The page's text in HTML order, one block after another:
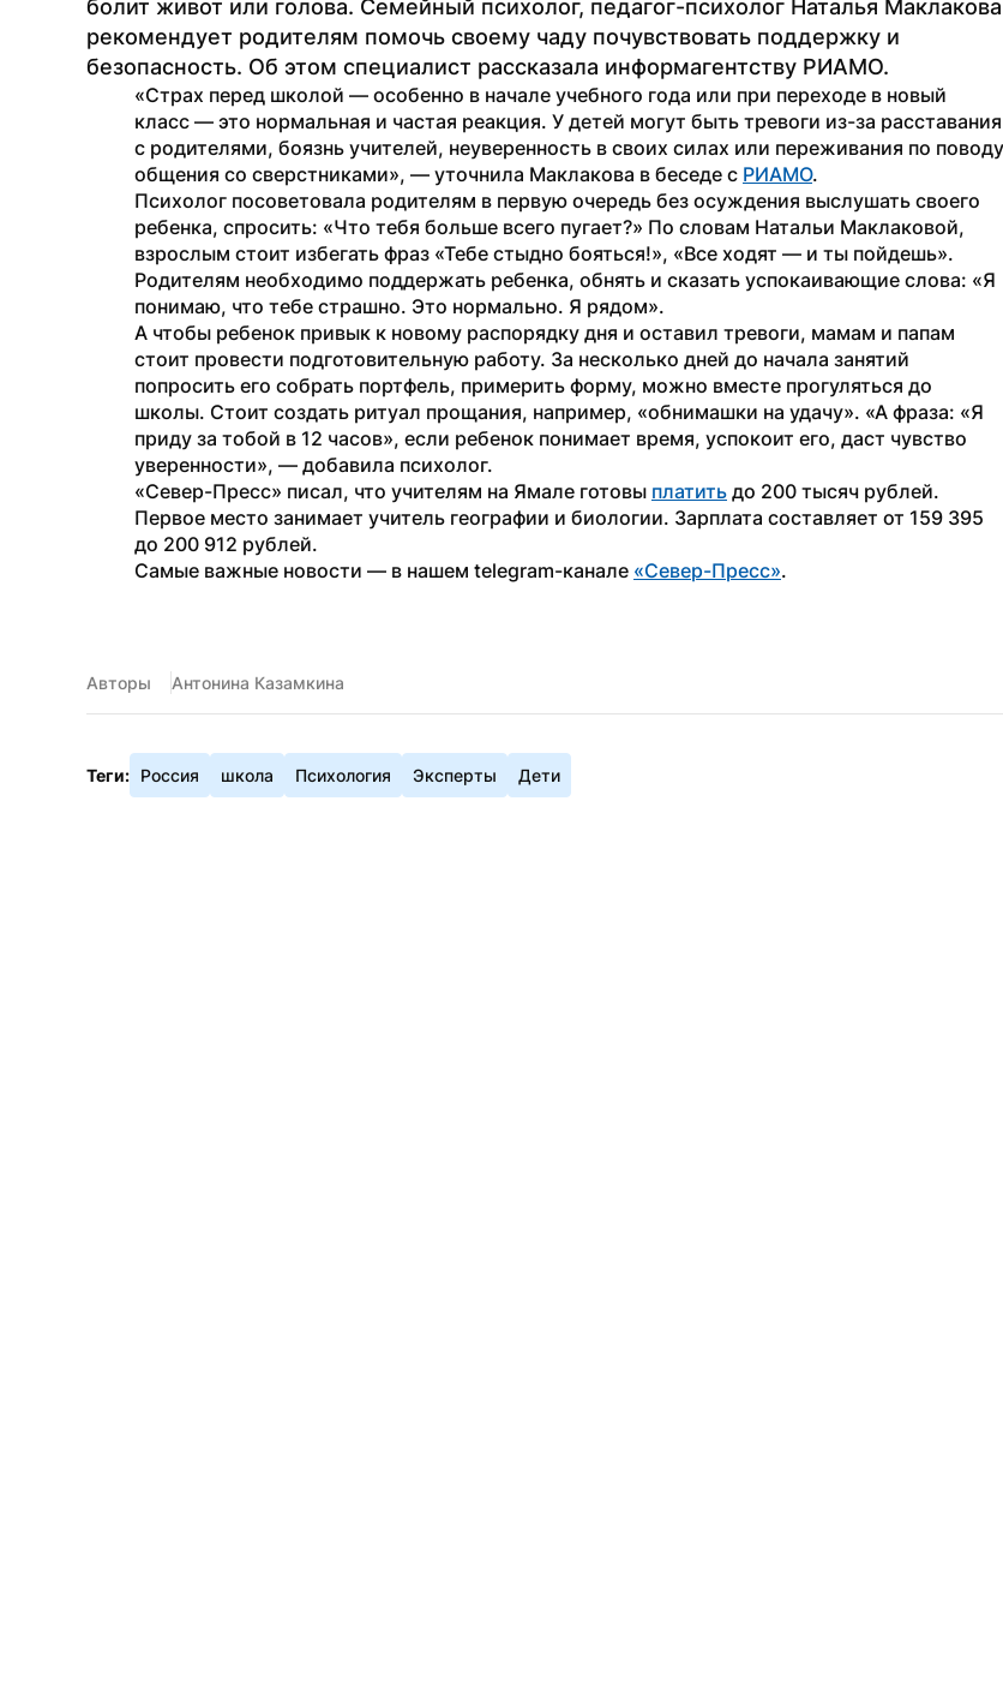
болит живот или голова. Семейный психолог, педагог-психолог Наталья Маклакова
рекомендует родителям помочь своему чаду почувствовать поддержку и
безопасность. Об этом специалист рассказала информагентству РИАМО.
«Страх перед школой — особенно в начале учебного года или при переходе в новый
класс — это нормальная и частая реакция. У детей могут быть тревоги из-за расставания
с родителями, боязнь учителей, неуверенность в своих силах или переживания по поводу
общения со сверстниками», — уточнила Маклакова в беседе с РИАМО.
Психолог посоветовала родителям в первую очередь без осуждения выслушать своего
ребенка, спросить: «Что тебя больше всего пугает?» По словам Натальи Маклаковой,
взрослым стоит избегать фраз «Тебе стыдно бояться!», «Все ходят — и ты пойдешь».
Родителям необходимо поддержать ребенка, обнять и сказать успокаивающие слова: «Я
понимаю, что тебе страшно. Это нормально. Я рядом».
А чтобы ребенок привык к новому распорядку дня и оставил тревоги, мамам и папам
стоит провести подготовительную работу. За несколько дней до начала занятий
попросить его собрать портфель, примерить форму, можно вместе прогуляться до
школы. Стоит создать ритуал прощания, например, «обнимашки на удачу». «А фраза: «Я
приду за тобой в 12 часов», если ребенок понимает время, успокоит его, даст чувство
уверенности», — добавила психолог.
«Север-Пресс» писал, что учителям на Ямале готовы платить до 200 тысяч рублей.
Первое место занимает учитель географии и биологии. Зарплата составляет от 159 395
до 200 912 рублей.
Самые важные новости — в нашем telegram-канале «Север-Пресс».
Авторы Антонина Казамкина
Теги: Россия школа Психология Эксперты Дети